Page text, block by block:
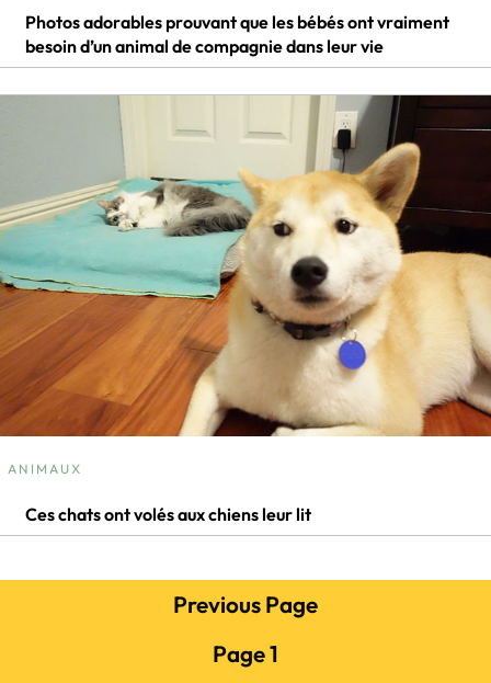
Photos adorables prouvant que les bébés ont vraiment
besoin d’un animal de compagnie dans leur vie
ANIMAUX
Ces chats ont volés aux chiens leur lit
Previous Page
Page1